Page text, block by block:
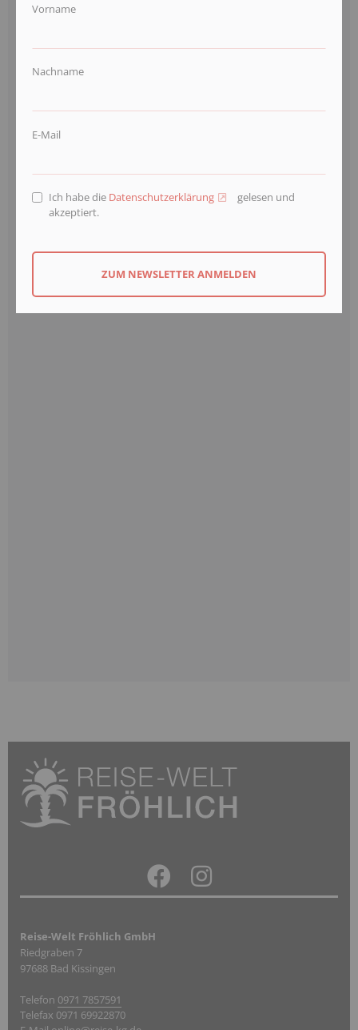
Reise-Welt Fröhlich GmbH
Riedgraben 7
97688 Bad Kissingen
Telefon 0971 7857591
Telefax 0971 69922870
Vorname
Nachname
E-Mail
Ich habe die Datenschutzerklärung
gelesen und
akzeptiert.
ZUM NEWSLETTER ANMELDEN